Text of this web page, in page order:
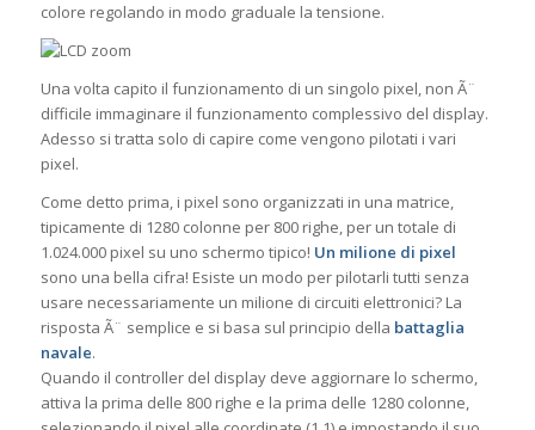
colore regolando in modo graduale la tensione.
Una volta capito il funzionamento di un singolo pixel, non Ã¨
difficile immaginare il funzionamento complessivo del display.
Adesso si tratta solo di capire come vengono pilotati i vari
pixel.
Come detto prima, i pixel sono organizzati in una matrice,
tipicamente di 1280 colonne per 800 righe, per un totale di
1.024.000 pixel su uno schermo tipico! Un milione di pixel
sono una bella cifra! Esiste un modo per pilotarli tutti senza
usare necessariamente un milione di circuiti elettronici? La
risposta Ã¨ semplice e si basa sul principio della battaglia
navale.
Quando il controller del display deve aggiornare lo schermo,
attiva la prima delle 800 righe e la prima delle 1280 colonne,